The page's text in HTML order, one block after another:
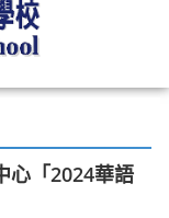
心「2024華語